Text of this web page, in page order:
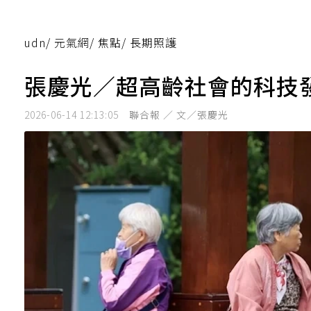
udn/ 元氣網/ 焦點/ 長期照護
張慶光／超高齡社會的科技
2026-06-14 12:13:05 聯合報 ／ 文／張慶光